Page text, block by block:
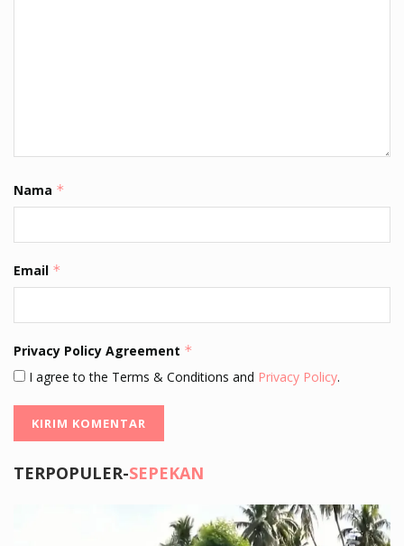
Nama *
Email *
Privacy Policy Agreement *
I agree to the Terms & Conditions and Privacy Policy.
TERPOPULER-SEPEKAN